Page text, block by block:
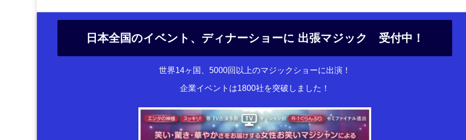
日本全国のイベント、ディナーショーに 出張マジック 受付中！
世界14ヶ国、5000回以上のマジックショーに出演！
企業イベントは1800社を突破しました！